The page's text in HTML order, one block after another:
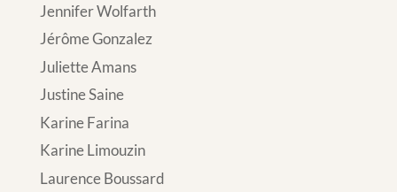
Jennifer Wolfarth
Jérôme Gonzalez
Juliette Amans
Justine Saine
Karine Farina
Karine Limouzin
Laurence Boussard